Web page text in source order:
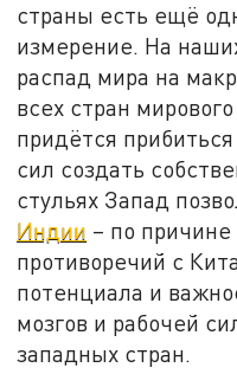
страны есть ещё
измерение. На
распад мира на
всех стран
придётся
сил создать
стульях Запад
Индии – по
противоречий с
потенциала и
мозгов и рабочей
западных стран.